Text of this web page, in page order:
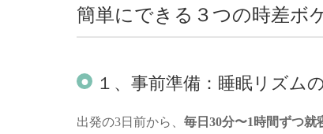
簡単にできる３つの時差ボ
１、事前準備：睡眠リズム
出発の3日前から、 毎日30分〜1時間ずつ就